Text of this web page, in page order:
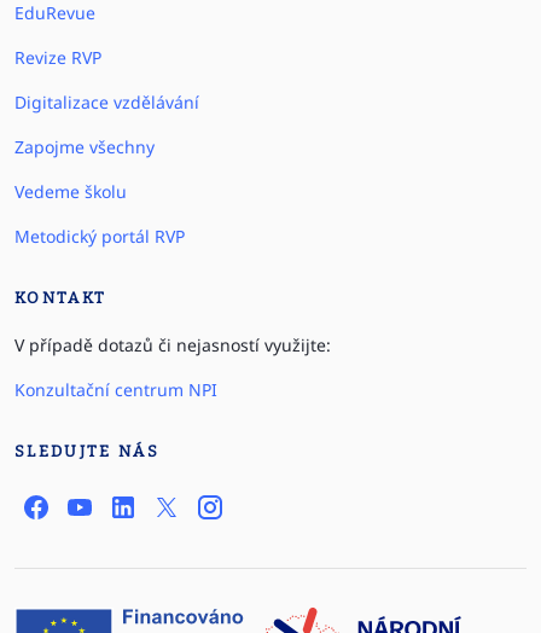
EduRevue
Revize RVP
Digitalizace vzdělávání
Zapojme všechny
Vedeme školu
Metodický portál RVP
KONTAKT
V případě dotazů či nejasností využijte:
Konzultační centrum NPI
SLEDUJTE NÁS